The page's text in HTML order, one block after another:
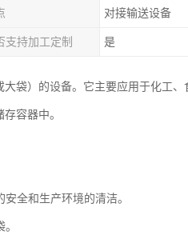
对接输送设备
支持加工定制 是
袋）的设备。它主要应用于化工、
容器中。
全和生产环境的清洁。